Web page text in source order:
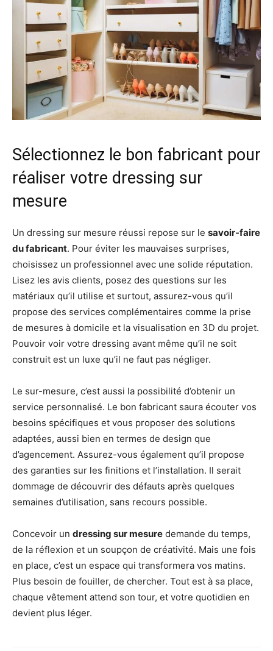
Sélectionnez le bon fabricant pour
réaliser votre dressing sur
mesure
Un dressing sur mesure réussi repose sur le savoir-faire
du fabricant. Pour éviter les mauvaises surprises,
choisissez un professionnel avec une solide réputation.
Lisez les avis clients, posez des questions sur les
matériaux qu’il utilise et surtout, assurez-vous qu’il
propose des services complémentaires comme la prise
de mesures à domicile et la visualisation en 3D du projet.
Pouvoir voir votre dressing avant même qu’il ne soit
construit est un luxe qu’il ne faut pas négliger.
Le sur-mesure, c’est aussi la possibilité d’obtenir un
service personnalisé. Le bon fabricant saura écouter vos
besoins spécifiques et vous proposer des solutions
adaptées, aussi bien en termes de design que
d’agencement. Assurez-vous également qu’il propose
des garanties sur les finitions et l’installation. Il serait
dommage de découvrir des défauts après quelques
semaines d’utilisation, sans recours possible.
Concevoir un dressing sur mesure demande du temps,
de la réflexion et un soupçon de créativité. Mais une fois
en place, c’est un espace qui transformera vos matins.
Plus besoin de fouiller, de chercher. Tout est à sa place,
chaque vêtement attend son tour, et votre quotidien en
devient plus léger.